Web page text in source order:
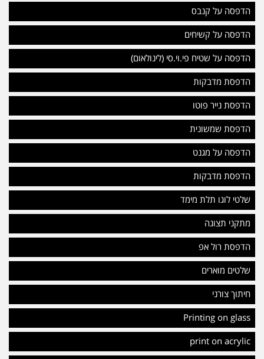
הדפסה על קנבס
הדפסה על קשיחים
הדפסה על שטיח פי.וי.סי (לינולאום)
הדפסת מדבקות
הדפסת נייר פוטו
הדפסת שמשונית
הדפסה על מגנט
הדפסת מדבקות
שלטי לוגו תלת מימד
מתקני תצוגה
הדפסת רול אפ
שלטים מוארים
חיתוך צורני
Printing on glass
print on acrylic